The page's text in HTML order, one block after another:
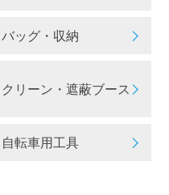
バッグ・収納
クリーン・遮蔽ブース
自転車用工具